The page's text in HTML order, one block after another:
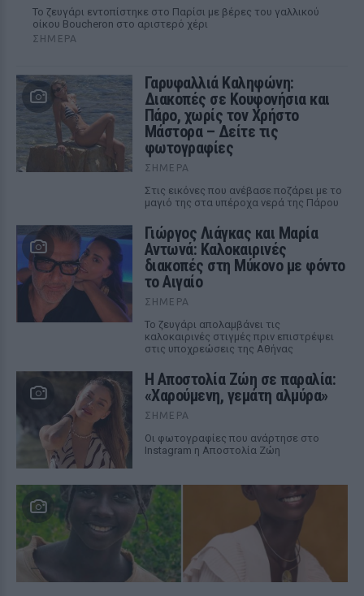
Το ζευγάρι εντοπίστηκε στο Παρίσι με βέρες του γαλλικού
οίκου Boucheron στο αριστερό χέρι
ΣΉΜΕΡΑ
Γαρυφαλλιά Καληφώνη:
Διακοπές σε Κουφονήσια και
Πάρο, χωρίς τον Χρήστο
Μάστορα – Δείτε τις
φωτογραφίες
ΣΉΜΕΡΑ
Στις εικόνες που ανέβασε ποζάρει με το
μαγιό της στα υπέροχα νερά της Πάρου
Γιώργος Λιάγκας και Μαρία
Αντωνά: Καλοκαιρινές
διακοπές στη Μύκονο με φόντο
το Αιγαίο
ΣΉΜΕΡΑ
Το ζευγάρι απολαμβάνει τις
καλοκαιρινές στιγμές πριν επιστρέψει
στις υποχρεώσεις της Αθήνας
Η Αποστολία Ζώη σε παραλία:
«Χαρούμενη, γεμάτη αλμύρα»
ΣΉΜΕΡΑ
Οι φωτογραφίες που ανάρτησε στο
Instagram η Αποστολία Ζώη